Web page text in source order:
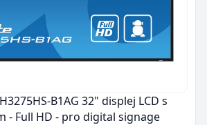
B1AG 32" displej LCD s
- Full HD - pro digital signage